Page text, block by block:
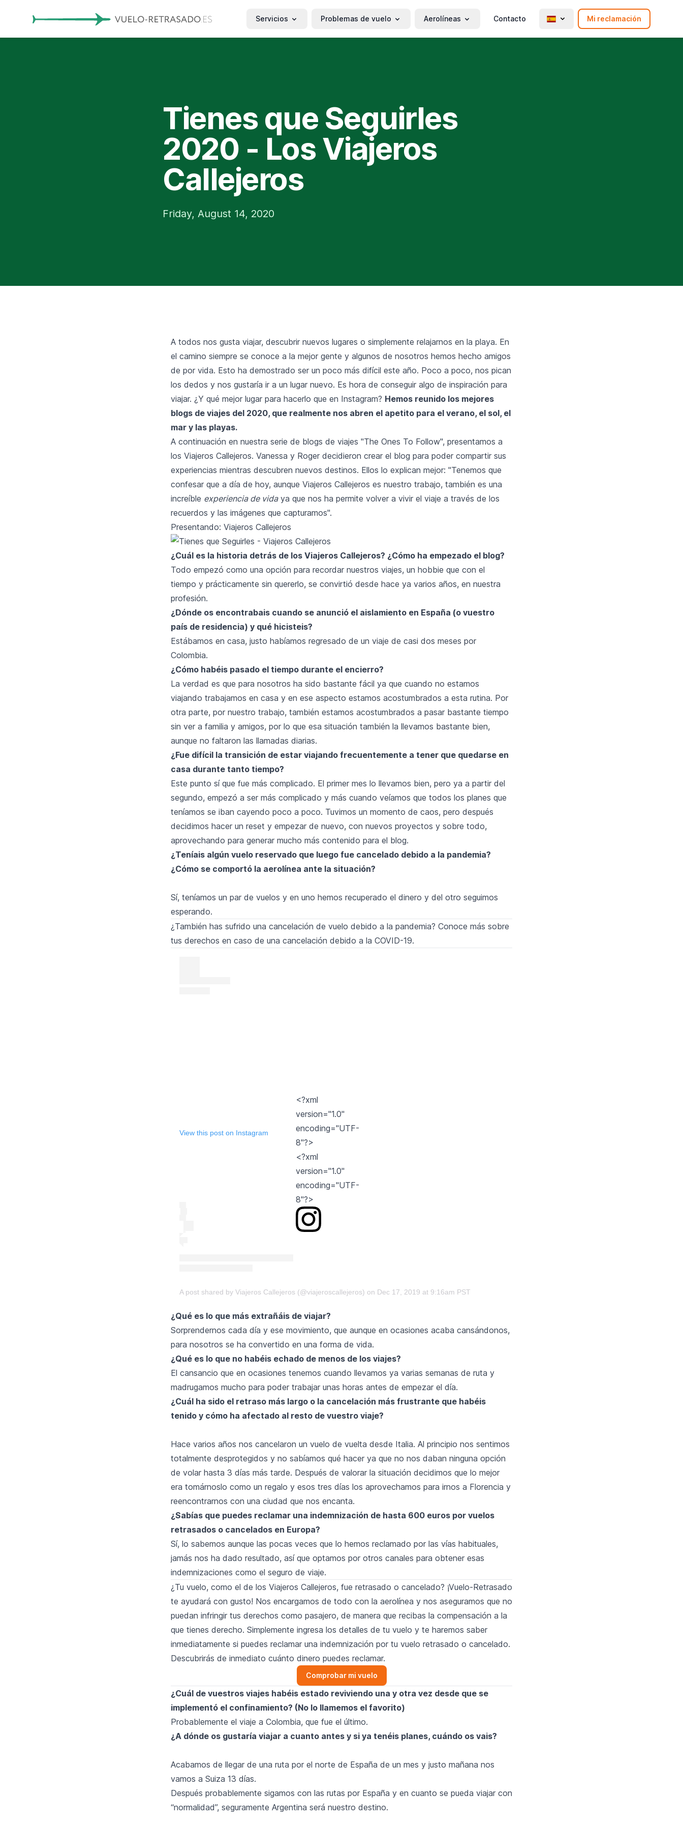
Servicios Problemas de vuelo Aerolíneas Contacto Mi reclamación
Tienes que Seguirles
2020 - Los Viajeros
Callejeros
Friday, August 14, 2020
A todos nos gusta viajar, descubrir nuevos lugares o simplemente relajarnos en la playa. En
el camino siempre se conoce a la mejor gente y algunos de nosotros hemos hecho amigos
de por vida. Esto ha demostrado ser un poco más difícil este año. Poco a poco, nos pican
los dedos y nos gustaría ir a un lugar nuevo. Es hora de conseguir algo de inspiración para
viajar. ¿Y qué mejor lugar para hacerlo que en Instagram? Hemos reunido los mejores
blogs de viajes del 2020, que realmente nos abren el apetito para el verano, el sol, el
mar y las playas.
A continuación en nuestra serie de blogs de viajes "The Ones To Follow", presentamos a
los Viajeros Callejeros. Vanessa y Roger decidieron crear el blog para poder compartir sus
experiencias mientras descubren nuevos destinos. Ellos lo explican mejor: "Tenemos que
confesar que a día de hoy, aunque Viajeros Callejeros es nuestro trabajo, también es una
increíble experiencia de vidaya que nos ha permite volver a vivir el viaje a través de los
recuerdos y las imágenes que capturamos".
Presentando: Viajeros Callejeros
¿Cuál es la historia detrás de los Viajeros Callejeros? ¿Cómo ha empezado el blog?
Todo empezó como una opción para recordar nuestros viajes, un hobbie que con el
tiempo y prácticamente sin quererlo, se convirtió desde hace ya varios años, en nuestra
profesión.
¿Dónde os encontrabais cuando se anunció el aislamiento en España (o vuestro
país de residencia) y qué hicisteis?
Estábamos en casa, justo habíamos regresado de un viaje de casi dos meses por
Colombia.
¿Cómo habéis pasado el tiempo durante el encierro?
La verdad es que para nosotros ha sido bastante fácil ya que cuando no estamos
viajando trabajamos en casa y en ese aspecto estamos acostumbrados a esta rutina. Por
otra parte, por nuestro trabajo, también estamos acostumbrados a pasar bastante tiempo
sin ver a familia y amigos, por lo que esa situación también la llevamos bastante bien,
aunque no faltaron las llamadas diarias.
¿Fue difícil la transición de estar viajando frecuentemente a tener que quedarse en
casa durante tanto tiempo?
Este punto sí que fue más complicado. El primer mes lo llevamos bien, pero ya a partir del
segundo, empezó a ser más complicado y más cuando veíamos que todos los planes que
teníamos se iban cayendo poco a poco. Tuvimos un momento de caos, pero después
decidimos hacer un reset y empezar de nuevo, con nuevos proyectos y sobre todo,
aprovechando para generar mucho más contenido para el blog.
¿Teníais algún vuelo reservado que luego fue cancelado debido a la pandemia?
¿Cómo se comportó la aerolínea ante la situación?
Sí, teníamos un par de vuelos y en uno hemos recuperado el dinero y del otro seguimos
esperando.
¿También has sufrido una cancelación de vuelo debido a la pandemia? Conoce más sobre
tus derechos en caso de una cancelación debido a la COVID-19.
<?xml
version="1.0"
encoding="UTF-
8"?>
<?xml
version="1.0"
encoding="UTF-
8"?>
View this post on Instagram
A post shared by Viajeros Callejeros (@viajeroscallejeros) on Dec 17, 2019 at 9:16am PST
¿Qué es lo que más extrañáis de viajar?
Sorprendernos cada día y ese movimiento, que aunque en ocasiones acaba cansándonos,
para nosotros se ha convertido en una forma de vida.
¿Qué es lo que no habéis echado de menos de los viajes?
El cansancio que en ocasiones tenemos cuando llevamos ya varias semanas de ruta y
madrugamos mucho para poder trabajar unas horas antes de empezar el día.
¿Cuál ha sido el retraso más largo o la cancelación más frustrante que habéis
tenido y cómo ha afectado al resto de vuestro viaje?
Hace varios años nos cancelaron un vuelo de vuelta desde Italia. Al principio nos sentimos
totalmente desprotegidos y no sabíamos qué hacer ya que no nos daban ninguna opción
de volar hasta 3 días más tarde. Después de valorar la situación decidimos que lo mejor
era tomárnoslo como un regalo y esos tres días los aprovechamos para irnos a Florencia y
reencontrarnos con una ciudad que nos encanta.
¿Sabías que puedes reclamar una indemnización de hasta 600 euros por vuelos
retrasados o cancelados en Europa?
Sí, lo sabemos aunque las pocas veces que lo hemos reclamado por las vías habituales,
jamás nos ha dado resultado, así que optamos por otros canales para obtener esas
indemnizaciones como el seguro de viaje.
¿Tu vuelo, como el de los Viajeros Callejeros, fue retrasado o cancelado? ¡Vuelo-Retrasado
te ayudará con gusto! Nos encargamos de todo con la aerolínea y nos aseguramos que no
puedan infringir tus derechos como pasajero, de manera que recibas la compensación a la
que tienes derecho. Simplemente ingresa los detalles de tu vuelo y te haremos saber
inmediatamente si puedes reclamar una indemnización por tu vuelo retrasado o cancelado.
Descubrirás de inmediato cuánto dinero puedes reclamar.
Comprobar mi vuelo
¿Cuál de vuestros viajes habéis estado reviviendo una y otra vez desde que se
implementó el confinamiento? (No lo llamemos el favorito)
Probablemente el viaje a Colombia, que fue el último.
¿A dónde os gustaría viajar a cuanto antes y si ya tenéis planes, cuándo os vais?
Acabamos de llegar de una ruta por el norte de España de un mes y justo mañana nos
vamos a Suiza 13 días.
Después probablemente sigamos con las rutas por España y en cuanto se pueda viajar con
“normalidad”, seguramente Argentina será nuestro destino.